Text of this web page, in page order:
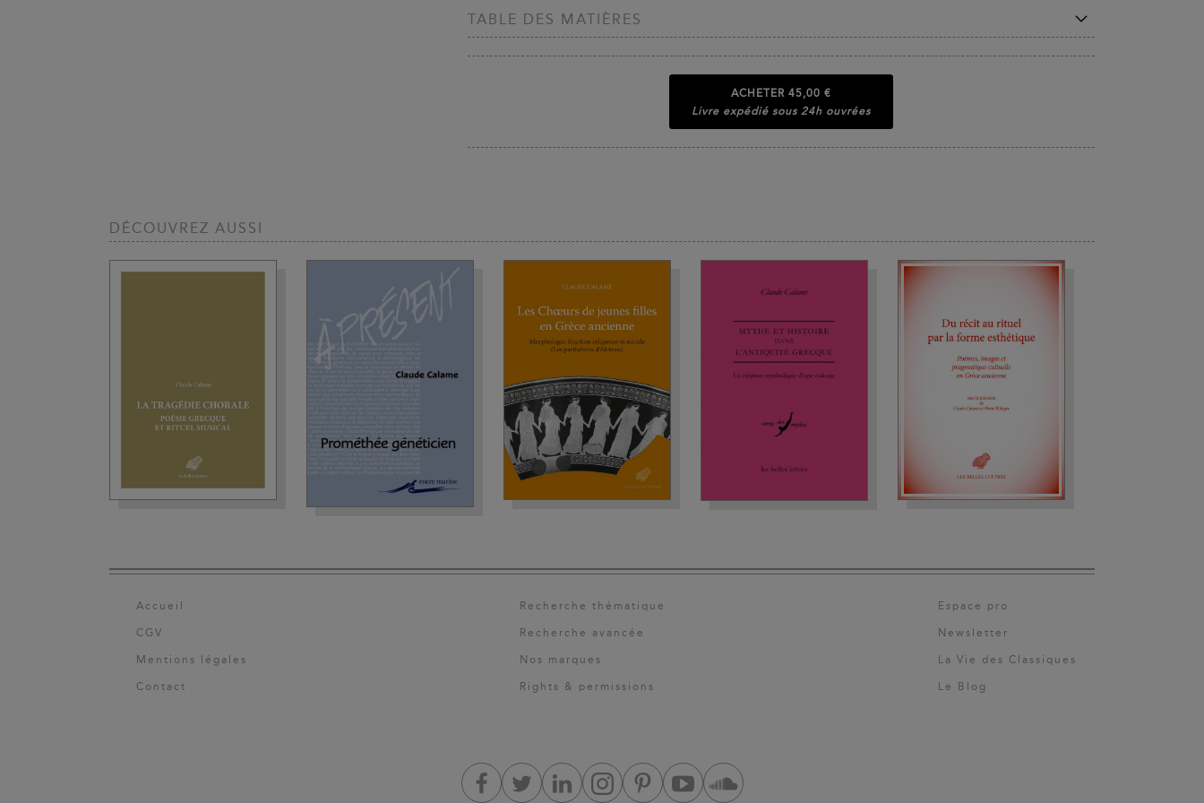
TABLE DES MATIÈRES
ACHETER 45,00 €
Livre expédié sous 24h ouvrées
DÉCOUVREZ AUSSI
Accueil
CGV
Mentions légales
Contact
Recherche thématique
Recherche avancée
Nos marques
Rights & permissions
Espace pro
Newsletter
La Vie des Classiques
Le Blog